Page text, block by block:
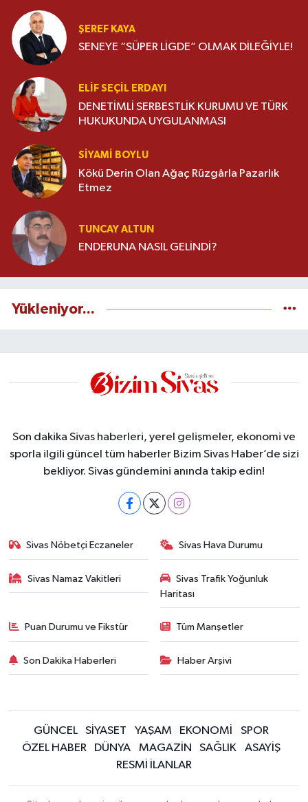
ŞEREF KAYA
SENEYE “SÜPER LİGDE” OLMAK DİLEĞİYLE!
ELIF SEÇIL ERDAYI
DENETİMLİ SERBESTLİK KURUMU VE TÜRK
HUKUKUNDA UYGULANMASI
SIYAMI BOYLU
Kökü Derin Olan Ağaç Rüzgârla Pazarlık
Etmez
TUNCAY ALTUN
ENDERUNA NASIL GELİNDİ?
Yükleniyor...
Son dakika Sivas haberleri, yerel gelişmeler, ekonomi ve
sporla ilgili güncel tüm haberler Bizim Sivas Haber’de sizi
bekliyor. Sivas gündemini anında takip edin!
Sivas Nöbetçi Eczaneler Sivas Hava Durumu
Sivas Namaz Vakitleri
Sivas Trafik Yoğunluk
Haritası
Puan Durumu ve Fikstür Tüm Manşetler
Son Dakika Haberleri Haber Arşivi
GÜNCEL SİYASET YAŞAM EKONOMİ
SPOR
ÖZEL HABER
DÜNYA MAGAZİN SAĞLIK
ASAYİŞ
RESMİ İLANLAR